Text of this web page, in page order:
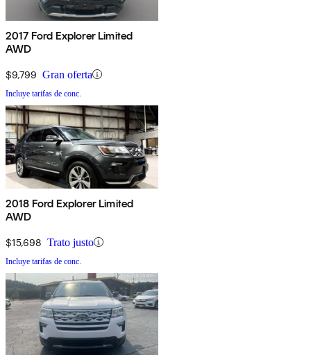
2017 Ford Explorer Limited
AWD
$9,799 Gran oferta
Incluye tarifas de conc.
2018 Ford Explorer Limited
AWD
$15,698 Trato justo
Incluye tarifas de conc.